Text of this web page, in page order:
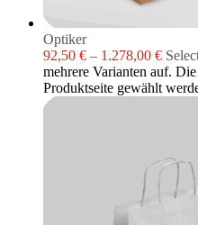
Optiker
92,50 € – 1.278,00 €
mehrere Varianten auf.
Produktseite gewählt